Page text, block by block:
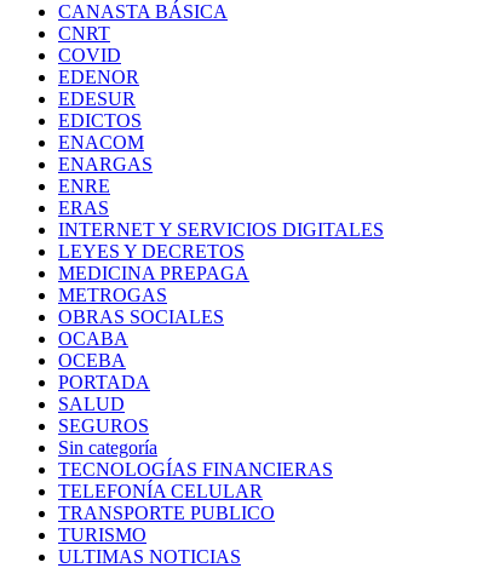
CANASTA BÁSICA
CNRT
COVID
EDENOR
EDESUR
EDICTOS
ENACOM
ENARGAS
ENRE
ERAS
INTERNET Y SERVICIOS DIGITALES
LEYES Y DECRETOS
MEDICINA PREPAGA
METROGAS
OBRAS SOCIALES
OCABA
OCEBA
PORTADA
SALUD
SEGUROS
Sin categoría
TECNOLOGÍAS FINANCIERAS
TELEFONÍA CELULAR
TRANSPORTE PUBLICO
TURISMO
ULTIMAS NOTICIAS